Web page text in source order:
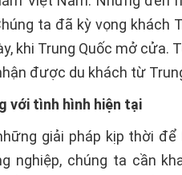
ta đã kỳ vọng khách
khi Trung Quốc mở cửa.
được du khách từ
với tình hình hiện tại
giải pháp kịp thời
nghiệp, chúng ta cần